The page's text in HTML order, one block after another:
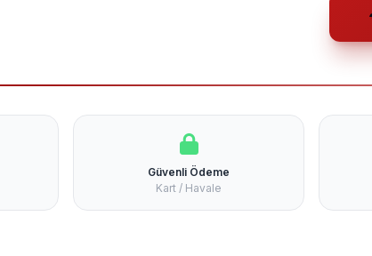
Güvenli Ödeme
Kart / Havale